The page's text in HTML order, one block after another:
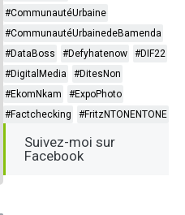
#CommunautéUrbaine
#CommunautéUrbainedeBamenda
#DataBoss
#Defyhatenow
#DIF22
#DigitalMedia
#DitesNon
#EkomNkam
#ExpoPhoto
#Factchecking
#FritzNTONENTONE
Suivez-moi sur
Facebook